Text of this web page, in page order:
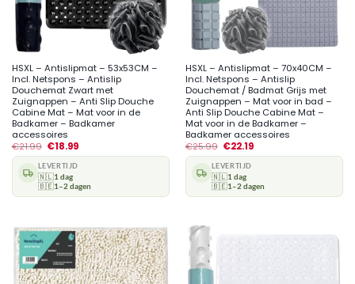
HSXL – Antislipmat – 53x53CM –
Incl. Netspons – Antislip
Douchemat Zwart met
Zuignappen – Anti Slip Douche
Cabine Mat – Mat voor in de
Badkamer – Badkamer
accessoires
€21.99 €18.99
LEVERTIJD
🇳🇱1 dag
🇧🇪1–2 dagen
HSXL – Antislipmat – 70x40CM –
Incl. Netspons – Antislip
Douchemat / Badmat Grijs met
Zuignappen – Mat voor in bad –
Anti Slip Douche Cabine Mat –
Mat voor in de Badkamer –
Badkamer accessoires
€25.99 €22.19
LEVERTIJD
🇳🇱1 dag
🇧🇪1–2 dagen